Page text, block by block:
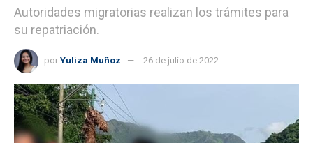
Autoridades migratorias realizan los trámites para
su repatriación.
por Yuliza Muñoz 26 de julio de 2022